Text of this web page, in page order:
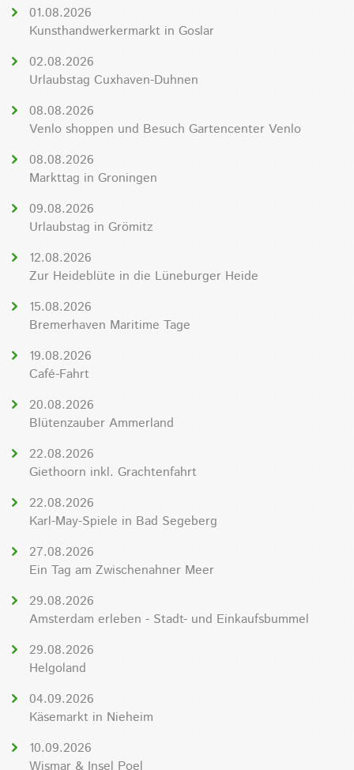
01.08.2026
Kunsthandwerkermarkt in Goslar
02.08.2026
Urlaubstag Cuxhaven-Duhnen
08.08.2026
Venlo shoppen und Besuch Gartencenter Venlo
08.08.2026
Markttag in Groningen
09.08.2026
Urlaubstag in Grömitz
12.08.2026
Zur Heideblüte in die Lüneburger Heide
15.08.2026
Bremerhaven Maritime Tage
19.08.2026
Café-Fahrt
20.08.2026
Blütenzauber Ammerland
22.08.2026
Giethoorn inkl. Grachtenfahrt
22.08.2026
Karl-May-Spiele in Bad Segeberg
27.08.2026
Ein Tag am Zwischenahner Meer
29.08.2026
Amsterdam erleben - Stadt- und Einkaufsbummel
29.08.2026
Helgoland
04.09.2026
Käsemarkt in Nieheim
10.09.2026
Wismar & Insel Poel